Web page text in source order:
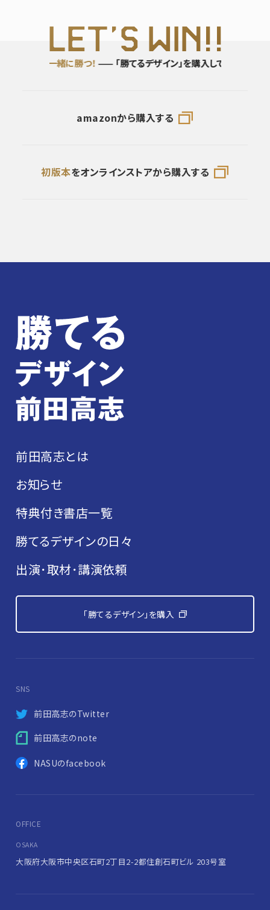
L ET’S WI N!!
一緒に勝つ！—— 「勝てるデザイン」を購入して一緒に勝つ！
amazonから購入する
初版本をオンラインストアから購入する
前田高志とは
お知らせ
特典付き書店一覧
勝てるデザインの日々
出演･取材･講演依頼
「勝てるデザイン」を購入
SNS
前田高志のTwitter
前田高志のnote
NASUのfacebook
OFFICE
OSAKA
大阪府大阪市中央区石町2丁目2-2都住創石町ビル 203号室